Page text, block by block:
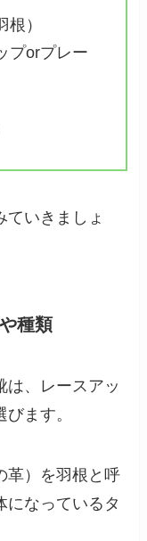
）
プorプレー
ていきましょ
種類
は、レースアッ
ます。
革）を羽根と呼
になっているタ